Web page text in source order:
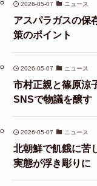
2026-05-07 ニュース
アスパラガスの保
策のポイント
2026-05-07 ニュース
市村正親と篠原涼
SNSで物議を醸す
2026-05-07 ニュース
北朝鮮で飢餓に苦
実態が浮き彫りに